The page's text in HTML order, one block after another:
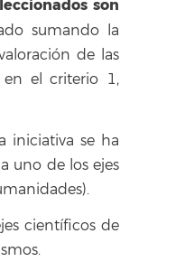
son
sumando la
de las
en el criterio 1,
iniciativa se ha
uno de los ejes
científicos de